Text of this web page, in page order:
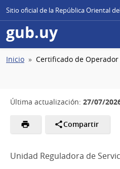
Sitio oficial de la República Oriental
gub.uy
Ruta
Inicio Certificado de
Última actualización: 27/07/
Compartir
Unidad Reguladora de